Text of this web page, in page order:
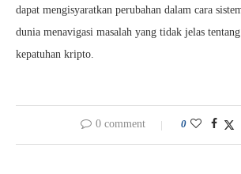
dapat mengisyaratkan perubahan dalam cara
dunia menavigasi masalah yang tidak jelas
kepatuhan kripto.
0 comment 0